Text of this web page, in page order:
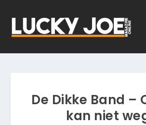
De Dikke Band –
kan niet